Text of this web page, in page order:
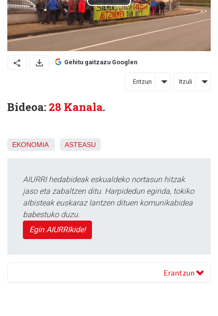
Gehitu gaitzazu Googlen
Entzun Itzuli
Bideoa: 28 Kanala.
EKONOMIA ASTEASU
AIURRI hedabideak eskualdeko nortasun hitzak
jaso eta zabaltzen ditu. Harpidedun eginda, tokiko
albisteak euskaraz lantzen dituen komunikabidea
babestuko duzu.
Egin AIURRIkide!
Erantzun